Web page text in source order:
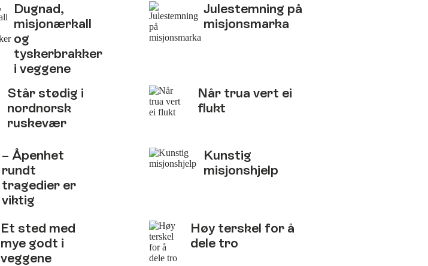
Dugnad,
misjonærkall
og
tyskerbrakker
i veggene
Julestemning på
misjonsmarka
Står stødig i
nordnorsk
ruskevær
Når trua vert ei
flukt
– Åpenhet
rundt
tragedier er
viktig
Kunstig
misjonshjelp
Et sted med
mye godt i
veggene
Høy terskel for å
dele tro